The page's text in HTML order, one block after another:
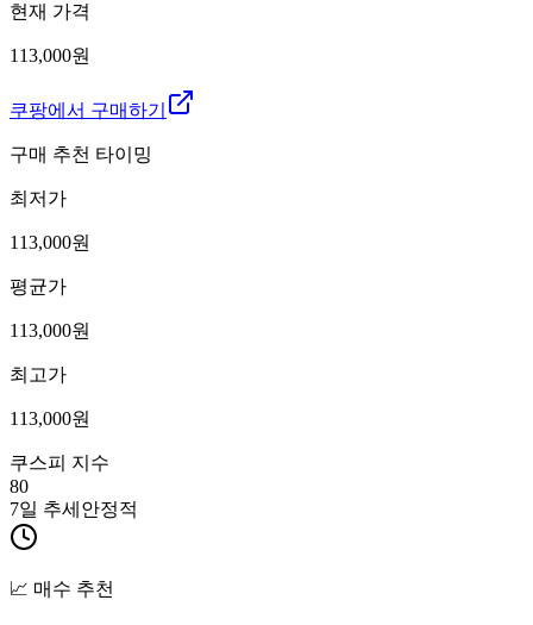
현재 가격
113,000원
쿠팡에서 구매하기
구매 추천 타이밍
최저가
113,000원
평균가
113,000원
최고가
113,000원
쿠스피 지수
80
7일 추세 안정적
📈 매수 추천